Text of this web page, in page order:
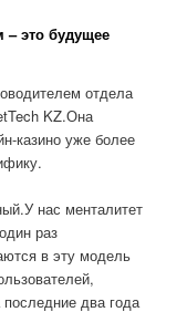
– это будущее
отдела
KZ.Она
казино уже более
нас менталитет
раз
в эту модель
два года